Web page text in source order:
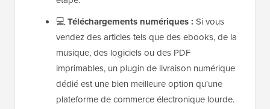
💻Téléchargements numériques : Si vous
vendez des articles tels que des ebooks, de la
musique, des logiciels ou des PDF
imprimables, un plugin de livraison numérique
dédié est une bien meilleure option qu'une
plateforme de commerce électronique lourde.